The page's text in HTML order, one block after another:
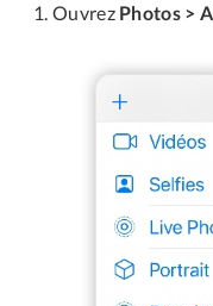
Ouvrez Photos >